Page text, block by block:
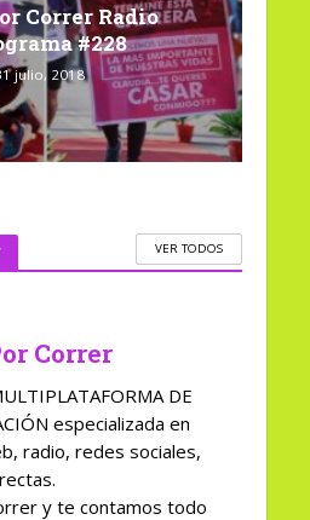
Correr Radio
#228
julio, 2018
VER TODOS
Correr
DE
especializada en
radio, redes sociales,
y te contamos todo